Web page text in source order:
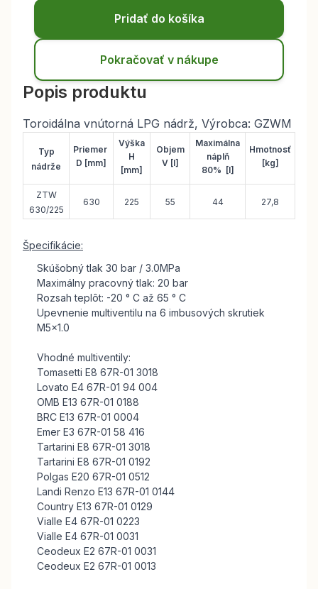
Pridať do košíka
Pokračovať v nákupe
Popis produktu
Toroidálna vnútorná LPG nádrž, Výrobca: GZWM
Typ
nádrže
Priemer
D [mm]
Výška
H
[mm]
Objem
V [l]
Maximálna
náplň
80% [l]
Hmotnosť
[kg]
ZTW
630/225
630 225 55 44 27,8
Špecifikácie:
Skúšobný tlak 30 bar / 3.0MPa
Maximálny pracovný tlak: 20 bar
Rozsah teplôt: -20 ° C až 65 ° C
Upevnenie multiventilu na 6 imbusových skrutiek
M5x1.0
Vhodné multiventily:
Tomasetti E8 67R-01 3018
Lovato E4 67R-01 94 004
OMB E13 67R-01 0188
BRC E13 67R-01 0004
Emer E3 67R-01 58 416
Tartarini E8 67R-01 3018
Tartarini E8 67R-01 0192
Polgas E20 67R-01 0512
Landi Renzo E13 67R-01 0144
Country E13 67R-01 0129
Vialle E4 67R-01 0223
Vialle E4 67R-01 0031
Ceodeux E2 67R-01 0031
Ceodeux E2 67R-01 0013